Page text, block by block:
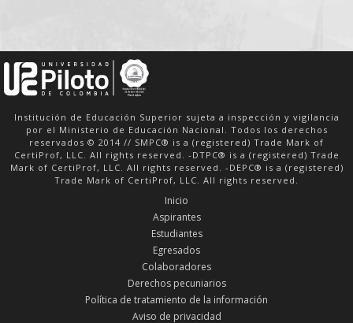
Institución de Educación Superior sujeta a inspección y vigilancia
por el Ministerio de Educación Nacional. Todos los derechos
reservados © 2014 // SMPC® is a (registered) Trade Mark of
CertiProf, LLC. All rights reserved. -DTPC® is a (registered) Trade
Mark of CertiProf, LLC. All rights reserved. -DEPC® is a (registered)
Trade Mark of CertiProf, LLC. All rights reserved.
Inicio
Aspirantes
Estudiantes
Egresados
Colaboradores
Derechos pecuniarios
Política de tratamiento de la información
Aviso de privacidad